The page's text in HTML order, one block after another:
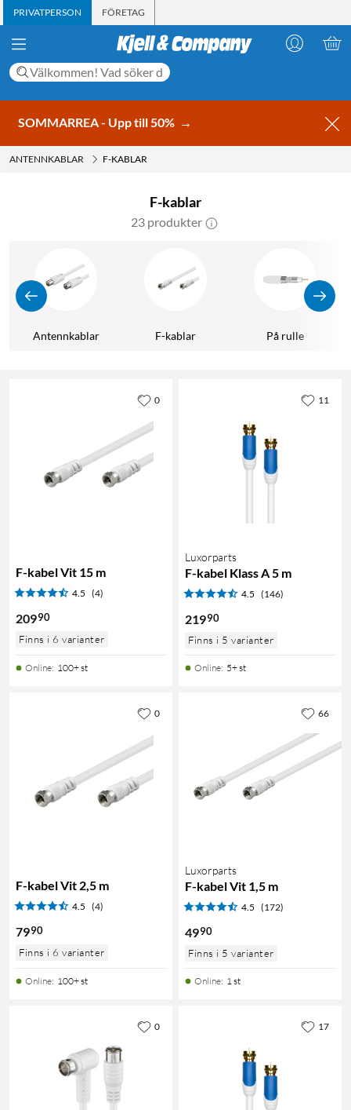
PRIVATPERSON FÖRETAG
SOMMARREA - Upp till 50% →
ANTENNKABLAR F-KABLAR
F-kablar
23 produkter
Antennkablar F-kablar På rulle
F-kabel Vit 15 m
4.5 (4)
20990
Finns i 6 varianter
Online: 100+ st
0
Luxorparts
F-kabel Klass A 5 m
4.5 (146)
21990
Finns i 5 varianter
Online: 5+ st
11
F-kabel Vit 2,5 m
4.5 (4)
7990
Finns i 6 varianter
Online: 100+ st
0
Luxorparts
F-kabel Vit 1,5 m
4.5 (172)
4990
Finns i 5 varianter
Online: 1 st
66
0 17